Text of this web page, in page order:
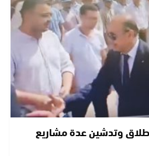
وتدشين عدة مشاريع